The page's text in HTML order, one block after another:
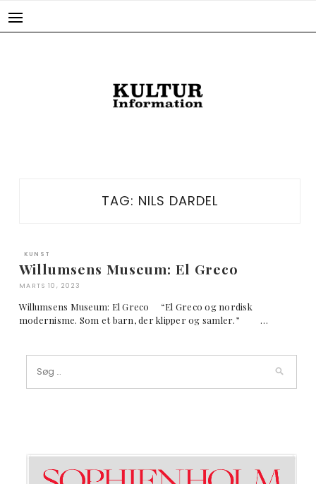
TAG: NILS DARDEL
KUNST
Willumsens Museum: El Greco
MARTS 10, 2023
Willumsens Museum: El Greco “El Greco og nordisk
modernisme. Som et barn, der klipper og samler.” …